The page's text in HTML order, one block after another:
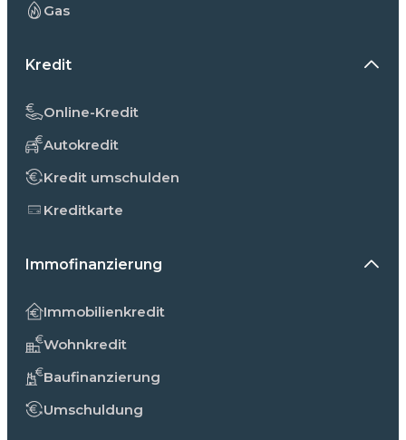
Gas
Kredit
Online-Kredit
Autokredit
Kredit umschulden
Kreditkarte
Immofinanzierung
Immobilienkredit
Wohnkredit
Baufinanzierung
Umschuldung